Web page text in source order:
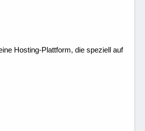
Hosting-Plattform, die speziell auf